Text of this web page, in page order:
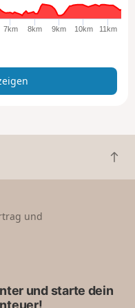
o
ß
z
i
n
7km 8km 9km 10km 11km
Z
u
und
und starte dein